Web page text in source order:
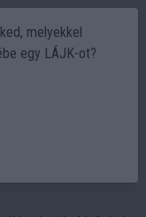
melyekkel
egy LÁJK-ot?